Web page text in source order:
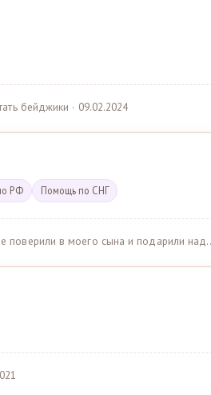
бейджики · 09.02.2024
РФ Помощь по СНГ
поверили в моего сына и подарили